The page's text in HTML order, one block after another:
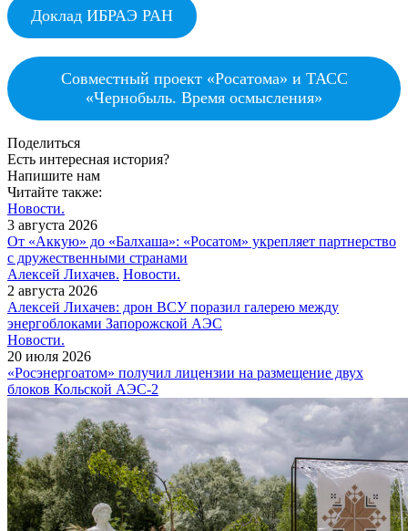
Доклад ИБРАЭ РАН
Совместный проект «Росатома» и ТАСС
«Чернобыль. Время осмысления»
Поделиться
Есть интересная история?
Напишите нам
Читайте также:
Новости.
3 августа 2026
От «Аккую» до «Балхаша»: «Росатом» укрепляет партнерство
с дружественными странами
Алексей Лихачев. Новости.
2 августа 2026
Алексей Лихачев: дрон ВСУ поразил галерею между
энергоблоками Запорожской АЭС
Новости.
20 июля 2026
«Росэнергоатом» получил лицензии на размещение двух
блоков Кольской АЭС‑2